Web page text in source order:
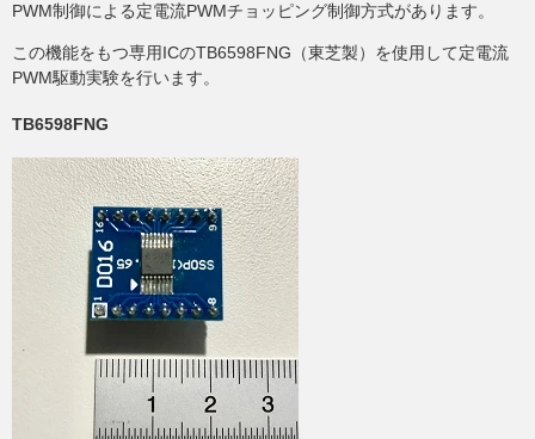
PWM制御による定電流PWMチョッピング制御方式があります。
この機能をもつ専用ICのTB6598FNG（東芝製）を使用して定電流
PWM駆動実験を行います。
TB6598FNG